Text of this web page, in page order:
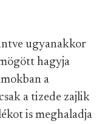
ugyanakkor
hagyja
a
a tizede zajlik
is meghaladja